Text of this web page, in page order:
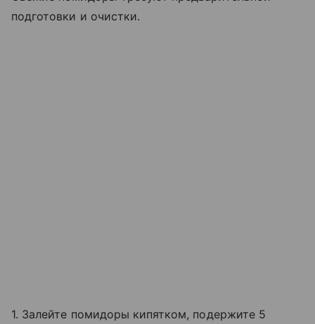
подготовки и очистки.
1. Залейте помидоры кипятком, подержите 5